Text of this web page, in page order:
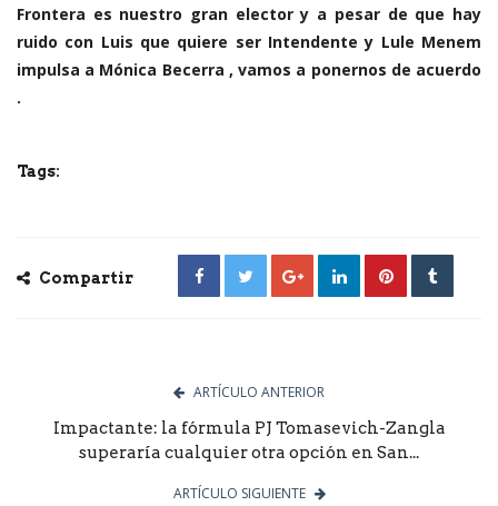
Frontera es nuestro gran elector y a pesar de que hay
ruido con Luis que quiere ser Intendente y Lule Menem
impulsa a Mónica Becerra , vamos a ponernos de acuerdo
.
Tags:
Compartir
ARTÍCULO ANTERIOR
Impactante: la fórmula PJ Tomasevich-Zangla
superaría cualquier otra opción en San...
ARTÍCULO SIGUIENTE